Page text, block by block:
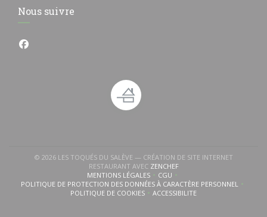
Nous suivre
Facebook ((ouvre une nouvelle fenêtre))
© 2026 LES TOQUÉS DU SALÈVE — CRÉATION DE SITE INTERNET
RESTAURANT AVEC ZENCHEF((OUVRE UNE NOUVELLE
MENTIONS LÉGALES((OUVRE UNE NOUVELLE FENÊTRE))
CGU((OUVRE UNE NOUVELLE
POLITIQUE DE PROTECTION DES DONNÉES À CARACTÈRE PERSONNEL
((OUVRE UNE NOUVELLE FENÊTRE))
POLITIQUE DE COOKIES((OUVRE UNE NOUVELLE FENÊTRE))
ACCESSIBILITE((OUVRE UNE NOUVELLE